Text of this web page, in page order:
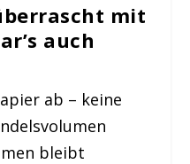
mit
auch
ab – keine
bleibt